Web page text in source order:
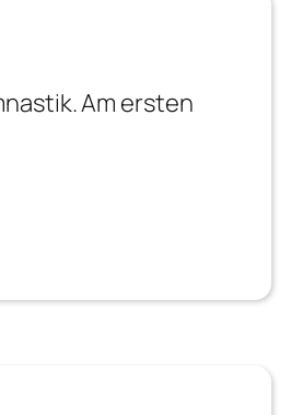
Am ersten